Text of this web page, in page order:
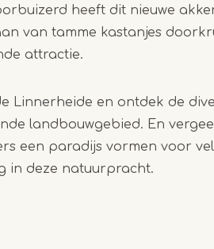
heeft dit nieuwe
van tamme kastanjes
attractie.
Linnerheide en ontdek de
landbouwgebied. En
een paradijs vormen voor
in deze natuurpracht.